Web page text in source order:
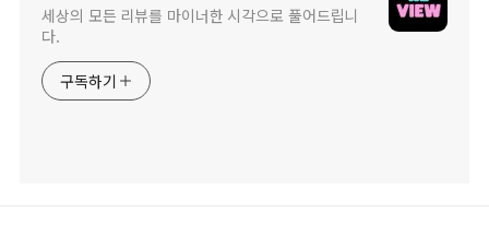
세상의 모든 리뷰를 마이너한 시각으로 풀어드립니
다.
구독하기